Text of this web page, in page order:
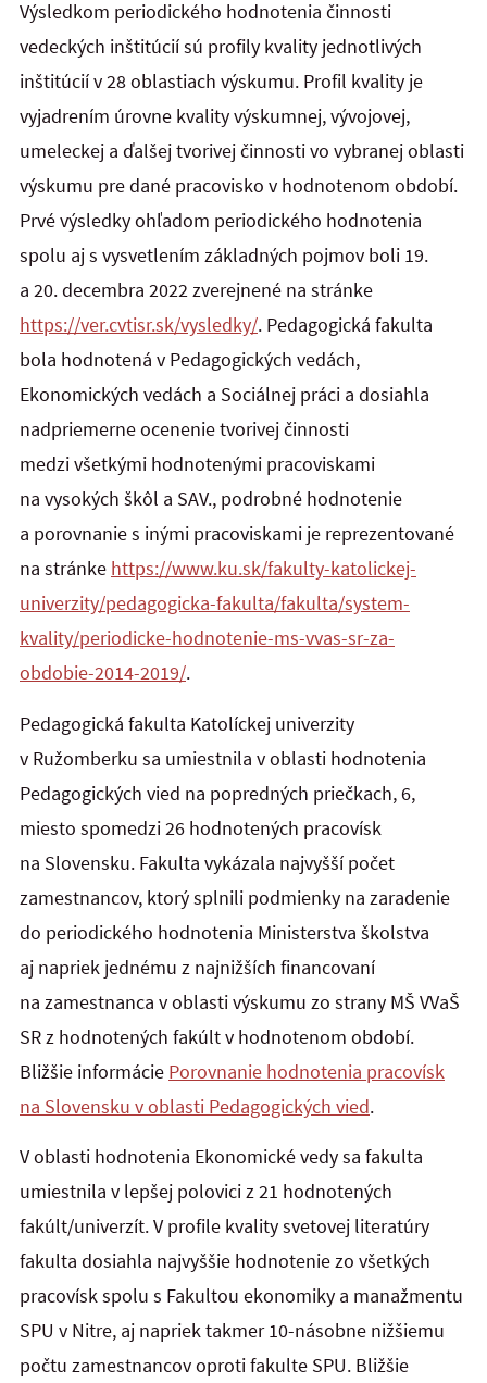
Výsledkom periodického hodnotenia činnosti
vedeckých inštitúcií sú profily kvality jednotlivých
inštitúcií v 28 oblastiach výskumu. Profil kvality je
vyjadrením úrovne kvality výskumnej, vývojovej,
umeleckej a ďalšej tvorivej činnosti vo vybranej oblasti
výskumu pre dané pracovisko v hodnotenom období.
Prvé výsledky ohľadom periodického hodnotenia
spolu aj s vysvetlením základných pojmov boli 19.
a 20. decembra 2022 zverejnené na stránke
https://ver.cvtisr.sk/vysledky/. Pedagogická fakulta
bola hodnotená v Pedagogických vedách,
Ekonomických vedách a Sociálnej práci a dosiahla
nadpriemerne ocenenie tvorivej činnosti
medzi všetkými hodnotenými pracoviskami
na vysokých škôl a SAV., podrobné hodnotenie
a porovnanie s inými pracoviskami je reprezentované
na stránke https://www.ku.sk/fakulty-katolickej-
univerzity/pedagogicka-fakulta/fakulta/system-
kvality/periodicke-hodnotenie-ms-vvas-sr-za-
obdobie-2014-2019/.
Pedagogická fakulta Katolíckej univerzity
v Ružomberku sa umiestnila v oblasti hodnotenia
Pedagogických vied na popredných priečkach, 6,
miesto spomedzi 26 hodnotených pracovísk
na Slovensku. Fakulta vykázala najvyšší počet
zamestnancov, ktorý splnili podmienky na zaradenie
do periodického hodnotenia Ministerstva školstva
aj napriek jednému z najnižších financovaní
na zamestnanca v oblasti výskumu zo strany MŠ VVaŠ
SR z hodnotených fakúlt v hodnotenom období.
Bližšie informácie Porovnanie hodnotenia pracovísk
na Slovensku v oblasti Pedagogických vied.
V oblasti hodnotenia Ekonomické vedy sa fakulta
umiestnila v lepšej polovici z 21 hodnotených
fakúlt/univerzít. V profile kvality svetovej literatúry
fakulta dosiahla najvyššie hodnotenie zo všetkých
pracovísk spolu s Fakultou ekonomiky a manažmentu
SPU v Nitre, aj napriek takmer 10-násobne nižšiemu
počtu zamestnancov oproti fakulte SPU. Bližšie